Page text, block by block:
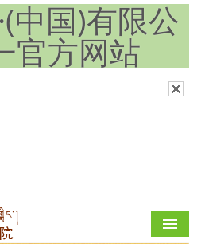
中国)有限公
官方网站